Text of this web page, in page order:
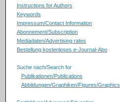
Instructions for Authors
Keywords
Impressum/Contact Information
Abonnement/Subscription
Mediadaten/Advertising rates
Bestellung kostenloses e-Journal-Abo
Suche nach/Search for
Publikationen/Publications
Abbildungen/Graphiken/Figures/Graphics